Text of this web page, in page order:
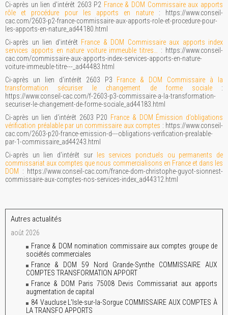
Ci-après un lien d'intérêt 2603 P2 France & DOM Commissaire aux apports
rôle et procédure pour les apports en nature: https://www.conseil-
cac.com/2603-p2-france-commissaire-aux-apports-role-et-procedure-pour-
les-apports-en-nature_ad44180.html
Ci-après un lien d'intérêt France & DOM Commissaire aux apports index
services apports en nature voiture immeuble titres…
: https://www.conseil-
cac.com/commissaire-aux-apports-index-services-apports-en-nature-
voiture-immeuble-titre---_ad44483.html
Ci-après un lien d'intérêt 2603 P3 France & DOM Commissaire à la
transformation sécuriser le changement de forme sociale:
https://www.conseil-cac.com/f-2603-p3-commissaire-a-la-transformation-
securiser-le-changement-de-forme-sociale_ad44183.html
Ci-après un lien d'intérêt 2603 P20 France & DOM Émission d’obligations
vérification préalable par un commissaire aux comptes : https://www.conseil-
cac.com/2603-p20-france-emission-d---obligations-verification-prealable-
par-1-commissaire_ad44243.html
Ci-après un lien d'intérêt sur
les services ponctuels ou permanents de
commissariat aux comptes que nous commercialisons en France et dans les
DOM : https://www.conseil-cac.com/france-dom-christophe-guyot-sionnest-
commissaire-aux-comptes-nos-services-index_ad44312.html
Autres actualités
août 2026
France & DOM nomination commissaire aux comptes groupe de
sociétés commerciales
France & DOM 59 Nord Grande-Synthe COMMISSAIRE AUX
COMPTES TRANSFORMATION APPORT
France & DOM Paris 75008 Devis Commissariat aux apports
augmentation de capital
84 Vaucluse L'Isle-sur-la-Sorgue COMMISSAIRE AUX COMPTES À
LA TRANSFO APPORTS